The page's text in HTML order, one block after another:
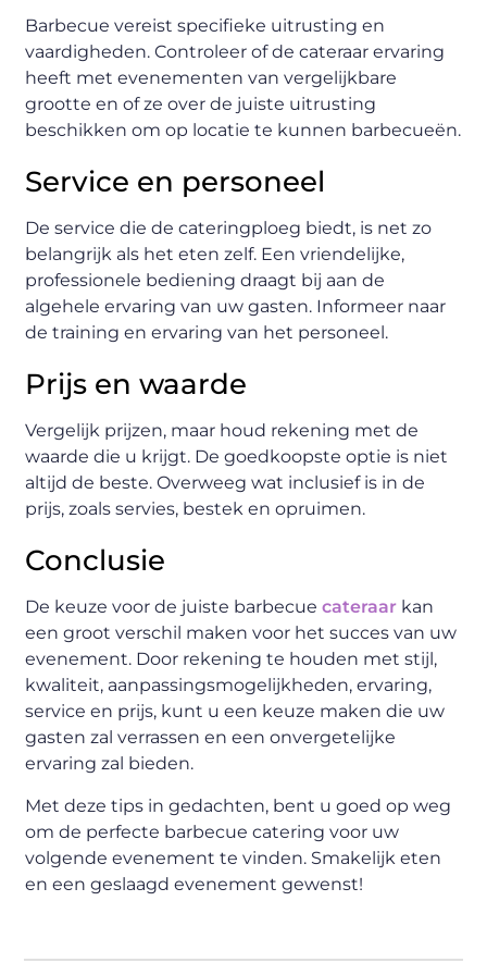
Barbecue vereist specifieke uitrusting en
vaardigheden. Controleer of de cateraar ervaring
heeft met evenementen van vergelijkbare
grootte en of ze over de juiste uitrusting
beschikken om op locatie te kunnen barbecueën.
Service en personeel
De service die de cateringploeg biedt, is net zo
belangrijk als het eten zelf. Een vriendelijke,
professionele bediening draagt bij aan de
algehele ervaring van uw gasten. Informeer naar
de training en ervaring van het personeel.
Prijs en waarde
Vergelijk prijzen, maar houd rekening met de
waarde die u krijgt. De goedkoopste optie is niet
altijd de beste. Overweeg wat inclusief is in de
prijs, zoals servies, bestek en opruimen.
Conclusie
De keuze voor de juiste barbecuecateraar kan
een groot verschil maken voor het succes van uw
evenement. Door rekening te houden met stijl,
kwaliteit, aanpassingsmogelijkheden, ervaring,
service en prijs, kunt u een keuze maken die uw
gasten zal verrassen en een onvergetelijke
ervaring zal bieden.
Met deze tips in gedachten, bent u goed op weg
om de perfecte barbecue catering voor uw
volgende evenement te vinden. Smakelijk eten
en een geslaagd evenement gewenst!